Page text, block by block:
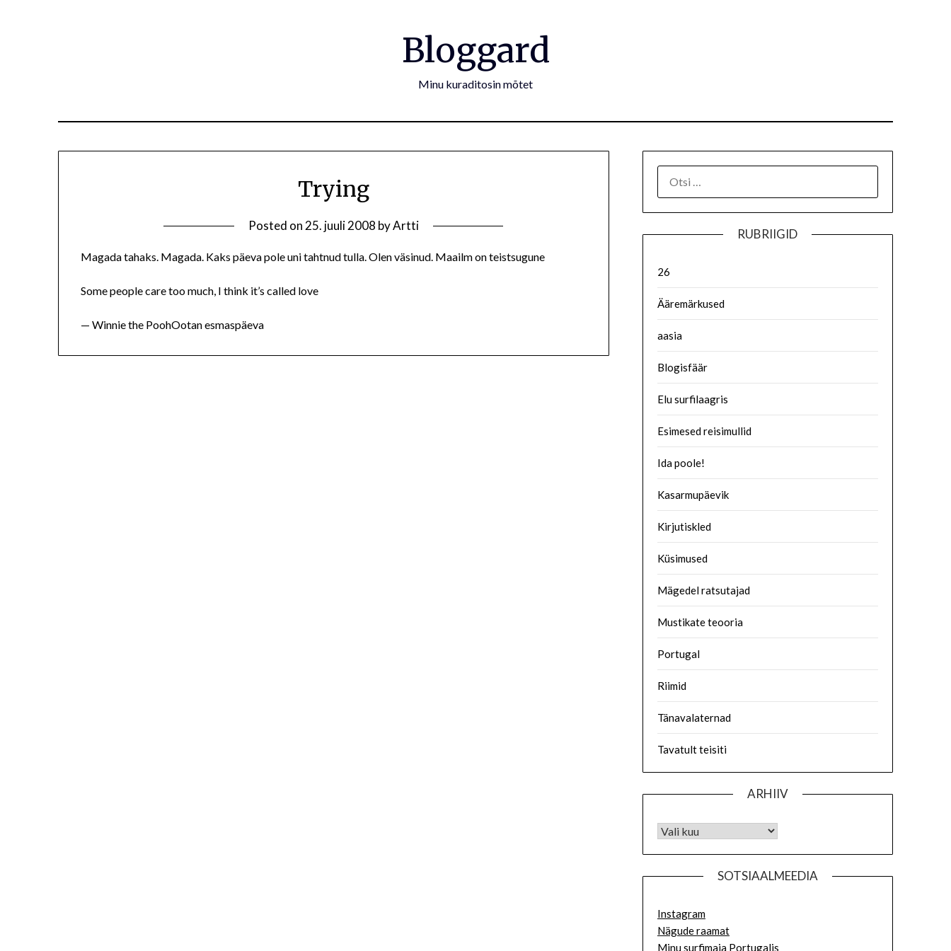
Bloggard
Minu kuraditosin mõtet
Trying
Posted on 25. juuli 2008 byArtti
Magada tahaks. Magada. Kaks päeva pole uni tahtnud tulla. Olen väsinud. Maailm on teistsugune
Some people care too much, I think it’s called love
— Winnie the PoohOotan esmaspäeva
RUBRIIGID
26
Ääremärkused
aasia
Blogisfäär
Elu surfilaagris
Esimesed reisimullid
Ida poole!
Kasarmupäevik
Kirjutiskled
Küsimused
Mägedel ratsutajad
Mustikate teooria
Portugal
Riimid
Tänavalaternad
Tavatult teisiti
ARHIIV
SOTSIAALMEEDIA
Instagram
Nägude raamat
Minu surfimaja Portugalis